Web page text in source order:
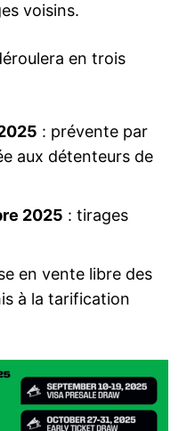
voisins.
en trois
: prévente par
aux détenteurs de
2025 : tirages
en vente libre des
à la tarification